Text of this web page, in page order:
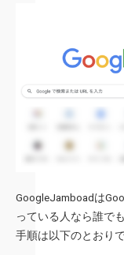
GoogleJamboadは
っている人なら誰で
手順は以下のとおりで